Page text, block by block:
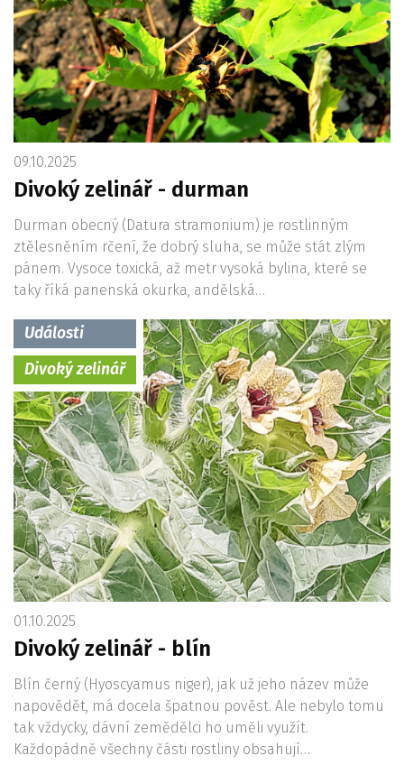
09.10.2025
Divoký zelinář - durman
Durman obecný (Datura stramonium) je rostlinným
ztělesněním rčení, že dobrý sluha, se může stát zlým
pánem. Vysoce toxická, až metr vysoká bylina, které se
taky říká panenská okurka, andělská…
Události
Divoký zelinář
01.10.2025
Divoký zelinář - blín
Blín černý (Hyoscyamus niger), jak už jeho název může
napovědět, má docela špatnou pověst. Ale nebylo tomu
tak vždycky, dávní zemědělci ho uměli využít.
Každopádně všechny části rostliny obsahují…